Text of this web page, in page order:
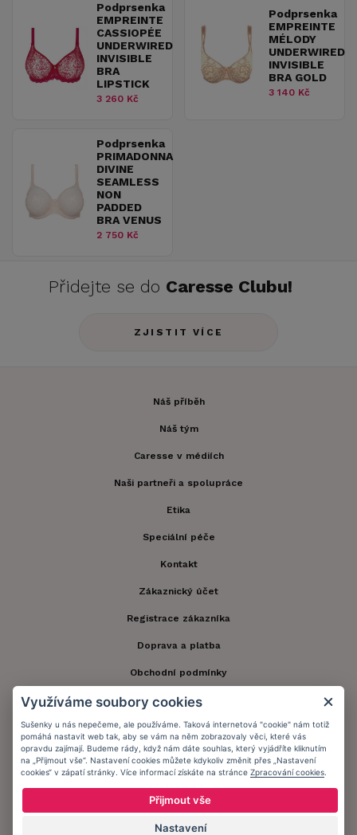
Podprsenka
EMPREINTE
CASSIOPÉE
UNDERWIRED
INVISIBLE
BRA
LIPSTICK
3 260 Kč
Podprsenka
EMPREINTE
MÉLODY
UNDERWIRED
INVISIBLE
BRA GOLD
3 140 Kč
Podprsenka
PRIMADONNA
DIVINE
SEAMLESS
NON
PADDED
BRA VENUS
2 750 Kč
Přidejte se do Caresse Clubu!
ZJISTIT VÍCE
Náš příběh
Náš tým
Caresse v médiích
Naši partneři a spolupráce
Etika
Speciální péče
Kontakt
Zákaznický účet
Registrace zákazníka
Doprava a platba
Obchodní podmínky
Ochrana osobních údajů
Informační memorandum
Zůstaňte s námi v kontaktu.
Využíváme soubory cookies
Sušenky u nás nepečeme, ale používáme. Taková internetová "cookie" nám totiž
pomáhá nastavit web tak, aby se vám na něm zobrazovaly věci, které vás
opravdu zajímají. Budeme rády, když nám dáte souhlas, který vyjádříte kliknutím
na „Přijmout vše“. Nastavení cookies můžete kdykoliv změnit přes „Nastavení
cookies“ v zápatí stránky. Více informací získáte na stránce Zpracování cookies.
Přijmout vše
Nastavení